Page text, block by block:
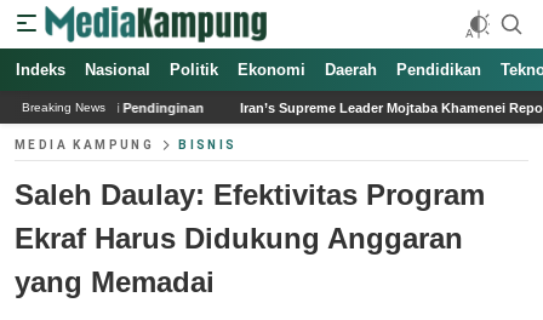
Indeks Nasional Politik Ekonomi Daerah Pendidikan
Breaking NewsIran’s Supreme Leader Mojtaba Khamenei Reported in Critical
MEDIA KAMPUNG BISNIS
Saleh Daulay: Efektivitas Program
Ekraf Harus Didukung Anggaran
yang Memadai